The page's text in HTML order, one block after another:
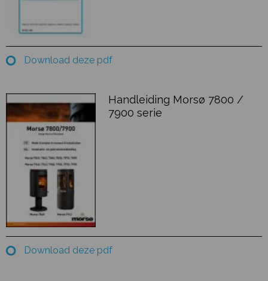
Download deze pdf
Handleiding Morsø 7800 /
7900 serie
Download deze pdf